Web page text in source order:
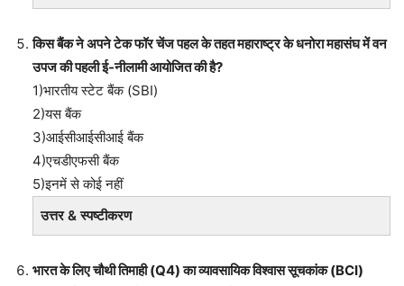
किस बैंक ने अपने टेक फॉर चेंज पहल के तहत महाराष्ट्र के धनोरा महासंघ में वन
उपज की पहली ई-नीलामी आयोजित की है?
1)भारतीय स्टेट बैंक (SBI)
2)यस बैंक
3)आईसीआईसीआई बैंक
4)एचडीएफसी बैंक
5)इनमें से कोई नहीं
उत्तर & स्पष्टीकरण
भारत के लिए चौथी तिमाही (Q4) का व्यावसायिक विश्वास सूचकांक (BCI)